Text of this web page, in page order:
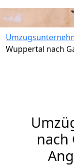
Wuppertal nach
nach